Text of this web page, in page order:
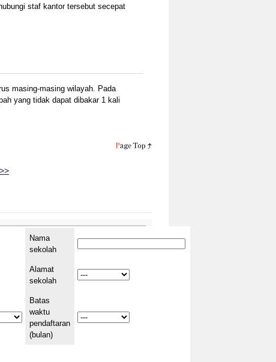
staf kantor tersebut secepat
masing-masing wilayah. Pada
yang tidak dapat dibakar 1 kali
Nama
sekolah
Alamat
sekolah
Batas
waktu
pendaftaran
(bulan)